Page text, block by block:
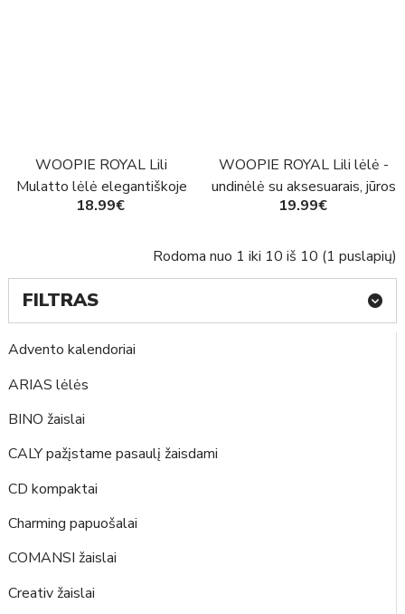
FILTRAS
Advento kalendoriai
ARIAS lėlės
BINO žaislai
CALY pažįstame pasaulį žaisdami
CD kompaktai
Charming papuošalai
COMANSI žaislai
Creativ žaislai
WOOPIE ROYAL Lili
Mulatto lėlė elegantiškoje
suknelėje
18.99€
WOOPIE ROYAL Lili lėlė -
undinėlė su aksesuarais, jūros
nuotykiai
19.99€
Rodoma nuo 1 iki 10 iš 10 (1 puslapių)